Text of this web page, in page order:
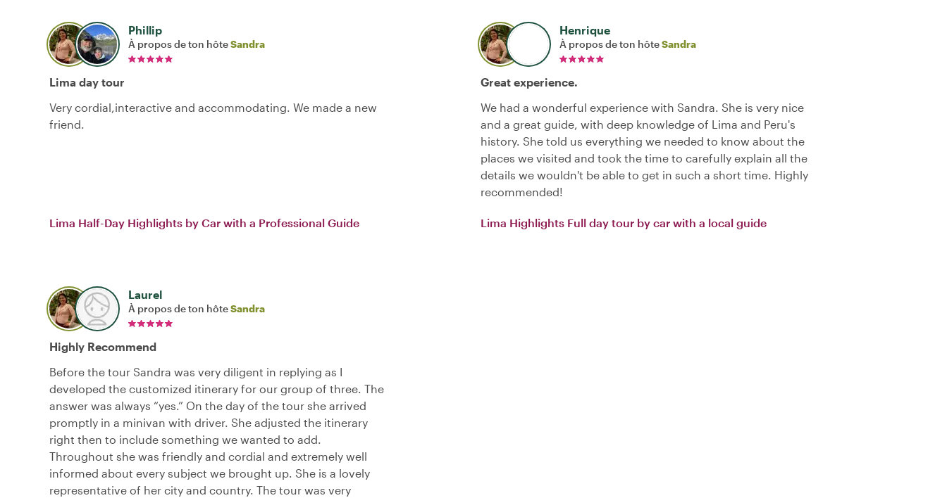
Phillip
À propos de ton hôteSandra
Lima day tour
Very cordial,interactive and accommodating. We made a new
friend.
Lima Half-Day Highlights by Car with a Professional Guide
Henrique
À propos de ton hôteSandra
Great experience.
We had a wonderful experience with Sandra. She is very nice
and a great guide, with deep knowledge of Lima and Peru's
history. She told us everything we needed to know about the
places we visited and took the time to carefully explain all the
details we wouldn't be able to get in such a short time. Highly
recommended!
Lima Highlights Full day tour by car with a local guide
Laurel
À propos de ton hôteSandra
Highly Recommend
Before the tour Sandra was very diligent in replying as I
developed the customized itinerary for our group of three. The
answer was always “yes.” On the day of the tour she arrived
promptly in a minivan with driver. She adjusted the itinerary
right then to include something we wanted to add.
Throughout she was friendly and cordial and extremely well
informed about every subject we brought up. She is a lovely
representative of her city and country. The tour was very